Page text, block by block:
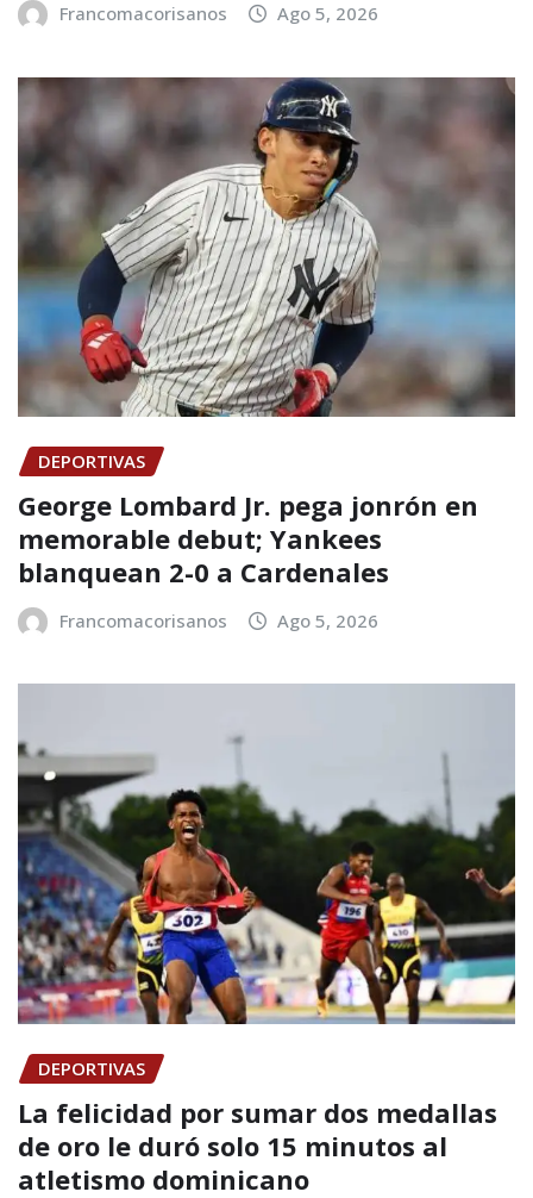
Francomacorisanos Ago 5, 2026
DEPORTIVAS
George Lombard Jr. pega jonrón en
memorable debut; Yankees
blanquean 2-0 a Cardenales
Francomacorisanos Ago 5, 2026
DEPORTIVAS
La felicidad por sumar dos medallas
de oro le duró solo 15 minutos al
atletismo dominicano